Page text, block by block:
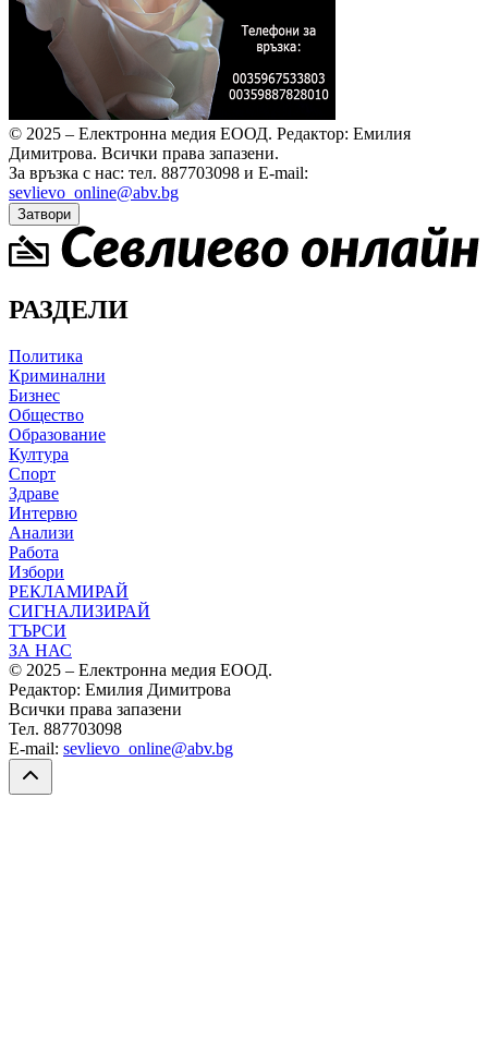
© 2025 – Електронна медия ЕООД. Редактор: Емилия
Димитрова. Всички права запазени.
За връзка с нас: тел. 887703098 и E-mail:
sevlievo_online@abv.bg
Затвори
РАЗДЕЛИ
Политика
Криминални
Бизнес
Общество
Образование
Култура
Спорт
Здраве
Интервю
Анализи
Работа
Избори
РЕКЛАМИРАЙ
СИГНАЛИЗИРАЙ
ТЪРСИ
ЗА НАС
© 2025 – Електронна медия ЕООД.
Редактор: Емилия Димитрова
Всички права запазени
Тел. 887703098
E-mail: sevlievo_online@abv.bg